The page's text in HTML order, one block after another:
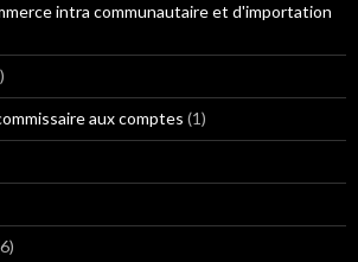
intra communautaire et d'importation
aux comptes (1)